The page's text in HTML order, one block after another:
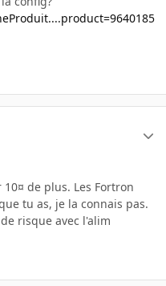
de plus. Les Fortron
tu as, je la connais pas.
risque avec l'alim